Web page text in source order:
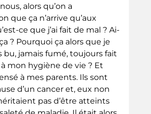
alors qu’on a
que ça n’arrive qu’aux
ce que j’ai fait de mal ? Ai-
? Pourquoi ça alors que je
bu, jamais fumé, toujours fait
mon hygiène de vie ? Et
à mes parents. Ils sont
d’un cancer et, eux non
pas d’être atteints